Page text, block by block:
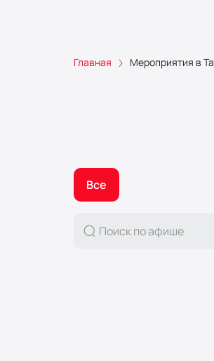
Главная Мероприятия в
Все